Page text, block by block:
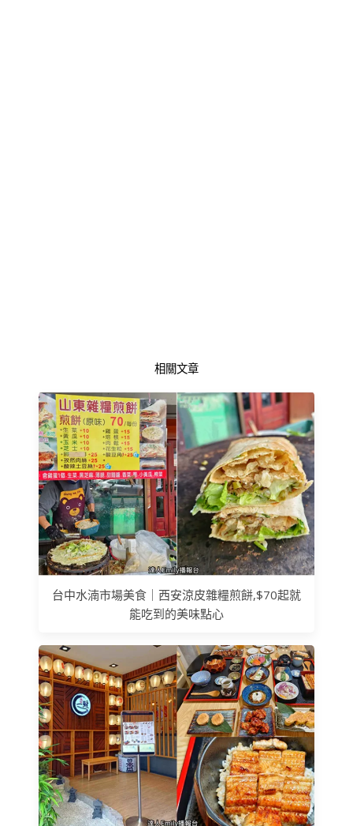
相關文章
台中水湳市場美食｜西安涼皮雜糧煎餅,$70起就
能吃到的美味點心